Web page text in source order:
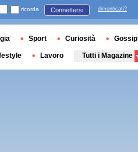
ricorda Connettersi dimenticati?
Sport Curiosità Gossip
Lavoro Tutti i Magazine